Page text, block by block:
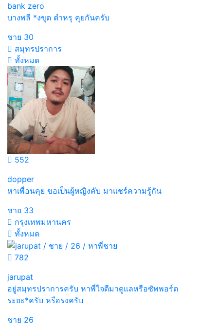
bank zero
บางพลี *งขุด ตำหรุ คุยกันครับ
ชาย 30
สมุทรปราการ
ทั้งหมด
552
dopper
หาเพื่อนคุย ขอเป็นผู้หญิงคับ มาแชร์ความรู้กัน
ชาย 33
กรุงเทพมหานคร
ทั้งหมด
782
jarupat
อยู่สมุทรปราการครับ หาพี่ใจดีมาดูแลหรือซัพพอร์ต
ระยะ*ครับ หรือรงครับ
ชาย 26